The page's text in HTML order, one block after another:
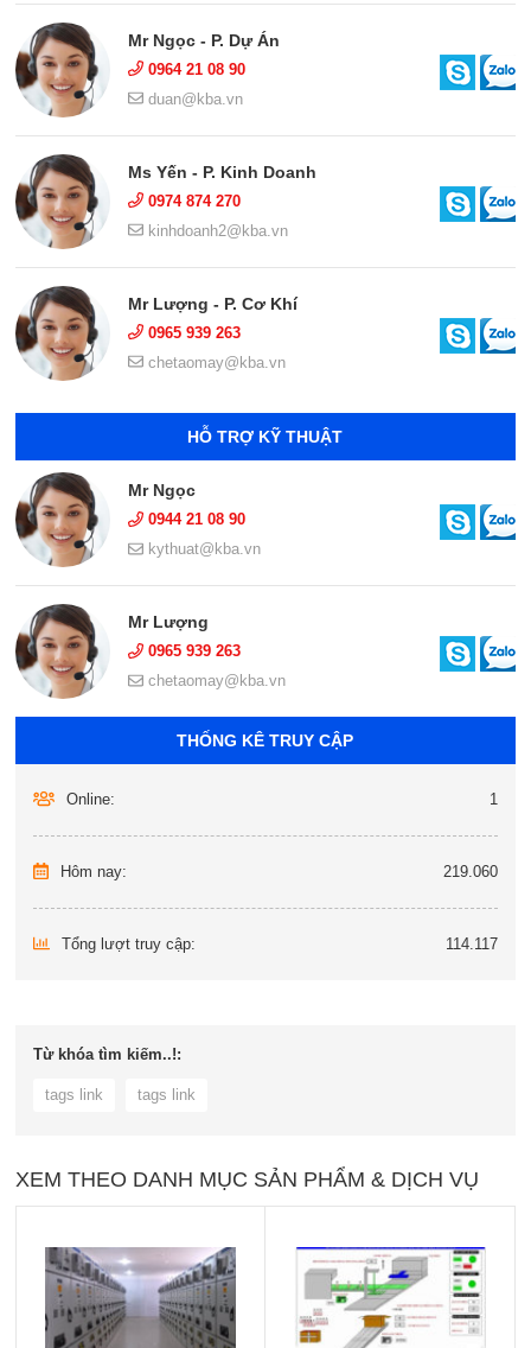
Mr Ngọc - P. Dự Án
0964 21 08 90
duan@kba.vn
Ms Yến - P. Kinh Doanh
0974 874 270
kinhdoanh2@kba.vn
Mr Lượng - P. Cơ Khí
0965 939 263
chetaomay@kba.vn
HỖ TRỢ KỸ THUẬT
Mr Ngọc
0944 21 08 90
kythuat@kba.vn
Mr Lượng
0965 939 263
chetaomay@kba.vn
THỐNG KÊ TRUY CẬP
Online: 1
Hôm nay: 219.060
Tổng lượt truy cập: 114.117
Từ khóa tìm kiếm..!:
tags link tags link
XEM THEO DANH MỤC SẢN PHẨM & DỊCH VỤ